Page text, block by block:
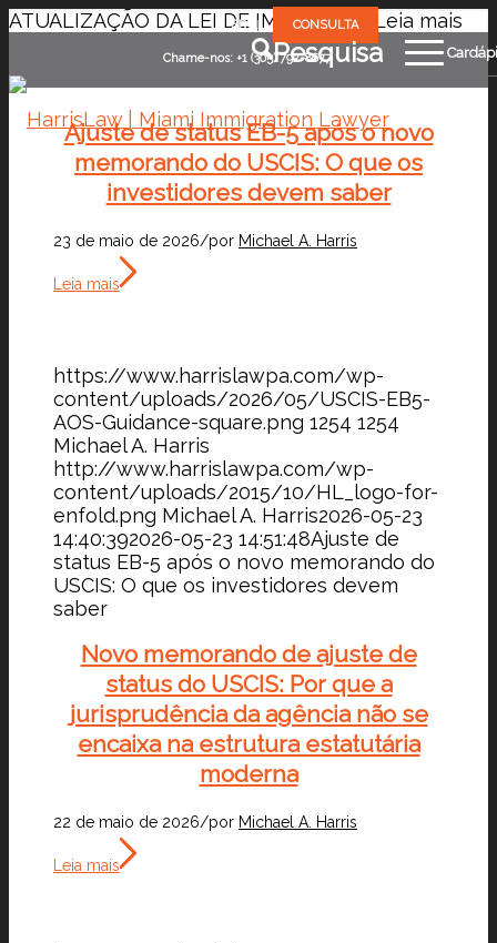
BR CONSULTA
Chame-nos: +1 (305) 792-8677
Pesquisa
ATUALIZAÇÃO DA LEI DE IMIGRAÇÃO Leia mais
Ajuste de status EB-5 após o novo
memorando do USCIS: O que os
investidores devem saber
23 de maio de 2026/por Michael A. Harris
Leia mais
https://www.harrislawpa.com/wp-
content/uploads/2026/05/USCIS-EB5-
AOS-Guidance-square.png 1254 1254
Michael A. Harris
http://www.harrislawpa.com/wp-
content/uploads/2015/10/HL_logo-for-
enfold.png Michael A. Harris2026-05-23
14:40:392026-05-23 14:51:48Ajuste de
status EB-5 após o novo memorando do
USCIS: O que os investidores devem
saber
Novo memorando de ajuste de
status do USCIS: Por que a
jurisprudência da agência não se
encaixa na estrutura estatutária
moderna
22 de maio de 2026/por Michael A. Harris
Leia mais